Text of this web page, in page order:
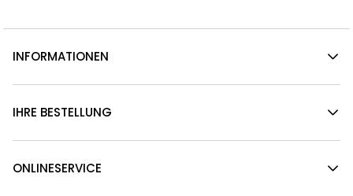
INFORMATIONEN
IHRE BESTELLUNG
ONLINESERVICE